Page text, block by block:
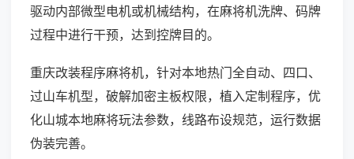
驱动内部微型电机或机械结构，在麻将机洗牌、码牌
过程中进行干预，达到控牌目的。
重庆改装程序麻将机，针对本地热门全自动、四口、
过山车机型，破解加密主板权限，植入定制程序，优
化山城本地麻将玩法参数，线路布设规范，运行数据
伪装完善。